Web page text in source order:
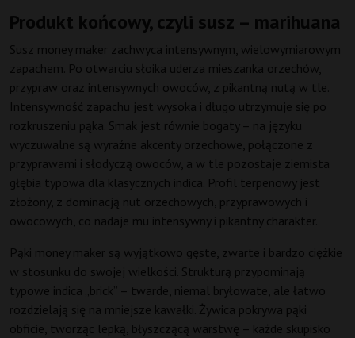
Produkt końcowy, czyli susz – marihuana
Susz money maker zachwyca intensywnym, wielowymiarowym
zapachem. Po otwarciu słoika uderza mieszanka orzechów,
przypraw oraz intensywnych owoców, z pikantną nutą w tle.
Intensywność zapachu jest wysoka i długo utrzymuje się po
rozkruszeniu pąka. Smak jest równie bogaty – na języku
wyczuwalne są wyraźne akcenty orzechowe, połączone z
przyprawami i słodyczą owoców, a w tle pozostaje ziemista
głębia typowa dla klasycznych indica. Profil terpenowy jest
złożony, z dominacją nut orzechowych, przyprawowych i
owocowych, co nadaje mu intensywny i pikantny charakter.
Pąki money maker są wyjątkowo gęste, zwarte i bardzo ciężkie
w stosunku do swojej wielkości. Strukturą przypominają
typowe indica „brick” – twarde, niemal bryłowate, ale łatwo
rozdzielają się na mniejsze kawałki. Żywica pokrywa pąki
obficie, tworząc lepką, błyszczącą warstwę – każde skupisko